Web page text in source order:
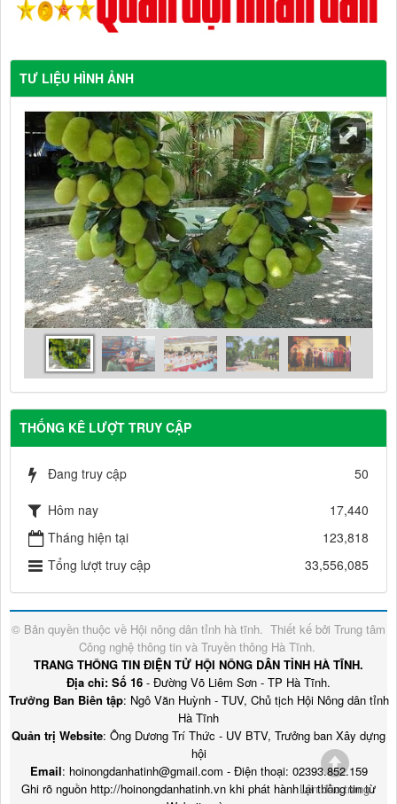
TƯ LIỆU HÌNH ẢNH
THỐNG KÊ LƯỢT TRUY CẬP
Đang truy cập 50
Hôm nay
17,440
Tháng hiện tại
123,818
Tổng lượt truy cập
33,556,085
© Bản quyền thuộc về Hội nông dân tỉnh hà tĩnh. Thiết kế bởi Trung tâm
Công nghệ thông tin và Truyền thông Hà Tĩnh.
TRANG THÔNG TIN ĐIỆN TỬ HỘI NÔNG DÂN TỈNH HÀ TĨNH.
Địa chỉ: Số 16 - Đường Võ Liêm Sơn - TP Hà Tĩnh.
Trưởng Ban Biên tập: Ngô Văn Huỳnh - TUV, Chủ tịch Hội Nông dân tỉnh
Hà Tĩnh
Quản trị Website: Ông Dương Trí Thức - UV BTV, Trưởng ban Xây dựng
hội
Email: hoinongdanhatinh@gmail.com - Điện thoại: 02393.852.159
Ghi rõ nguồn http://hoinongdanhatinh.vn khi phát hành lại thông tin từ
Lên đầu trang